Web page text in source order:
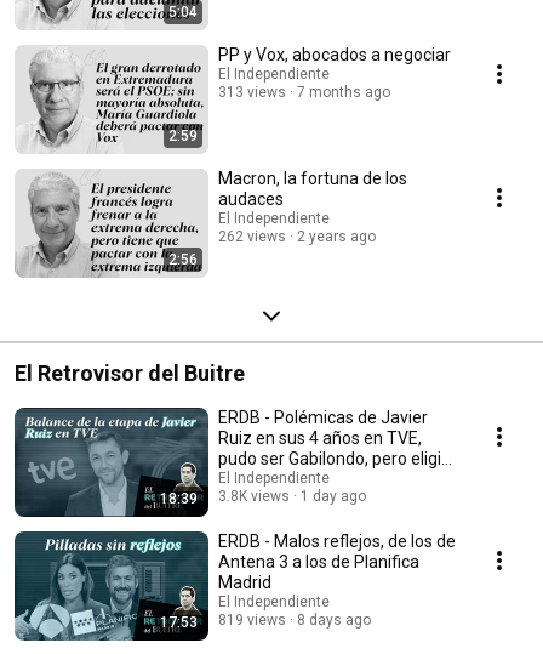
5:04
2:59
PP y Vox, abocados a negociar
El Independiente
313 views
7 months ago
2:56
Macron, la fortuna de los
audaces
El Independiente
262 views
2 years ago
El Retrovisor del Buitre
18:39
ERDB - Polémicas de Javier
Ruiz en sus 4 años en TVE,
pudo ser Gabilondo, pero eligió
ser Marhuenda
El Independiente
3.8K views
1 day ago
17:53
ERDB - Malos reflejos, de los de
Antena 3 a los de Planifica
Madrid
El Independiente
819 views
8 days ago